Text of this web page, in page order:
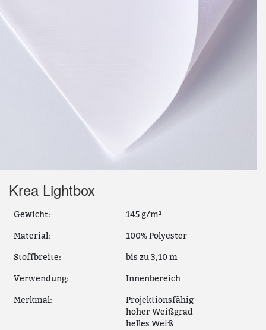
Krea Lightbox
Gewicht: 145 g/m²
Material: 100% Polyester
Stoffbreite: bis zu 3,10 m
Verwendung: Innenbereich
Merkmal:
Projektionsfähig
hoher Weißgrad
helles Weiß